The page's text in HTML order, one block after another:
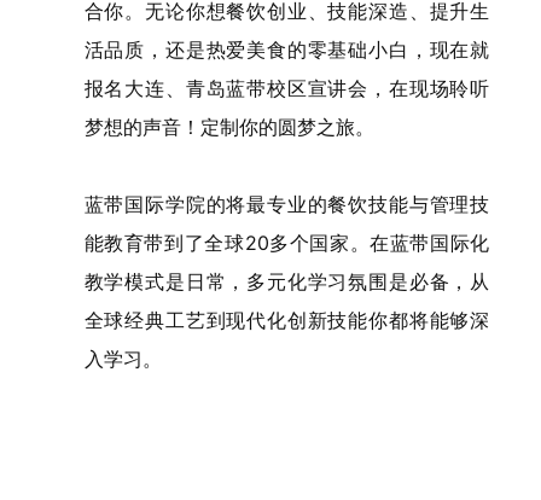
合你。无论你想餐饮创业、技能深造、提升生
活品质，还是热爱美食的零基础小白，现在就
报名大连、青岛蓝带校区宣讲会，在现场聆听
梦想的声音！定制你的圆梦之旅。
蓝带国际学院的将最专业的餐饮技能与管理技
能教育带到了全球20多个国家。在蓝带国际化
教学模式是日常，多元化学习氛围是必备，从
全球经典工艺到现代化创新技能你都将能够深
入学习。